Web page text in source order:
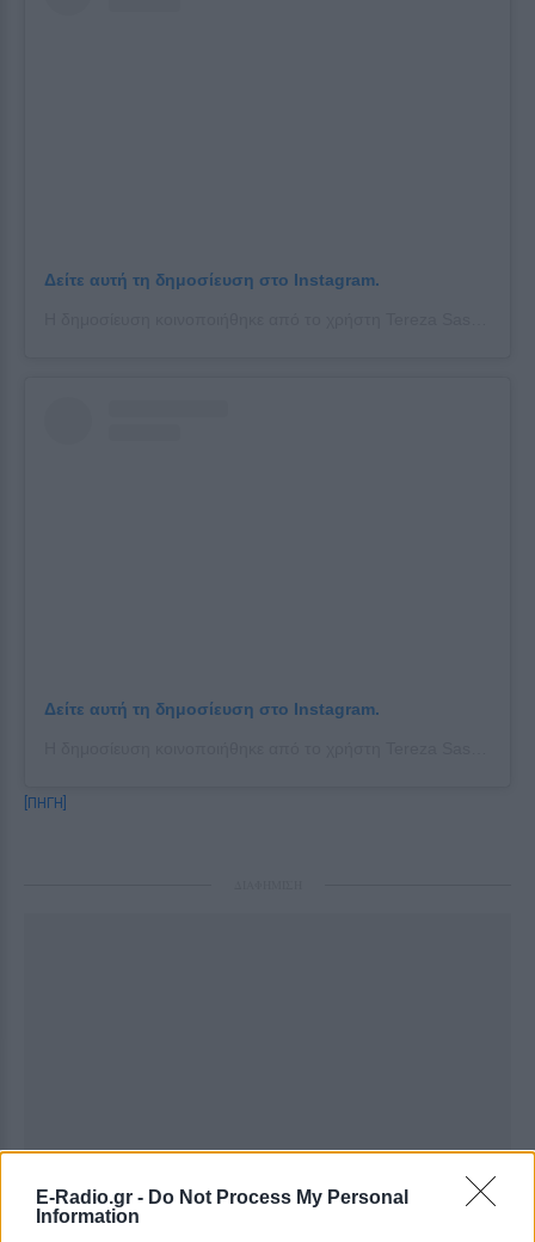
E-Radio.gr - Do Not Process My Personal
Information
Δείτε αυτή τη δημοσίευση στο Instagram.
Δείτε αυτή τη δημοσίευση στο Instagram.
[ΠΗΓΗ]